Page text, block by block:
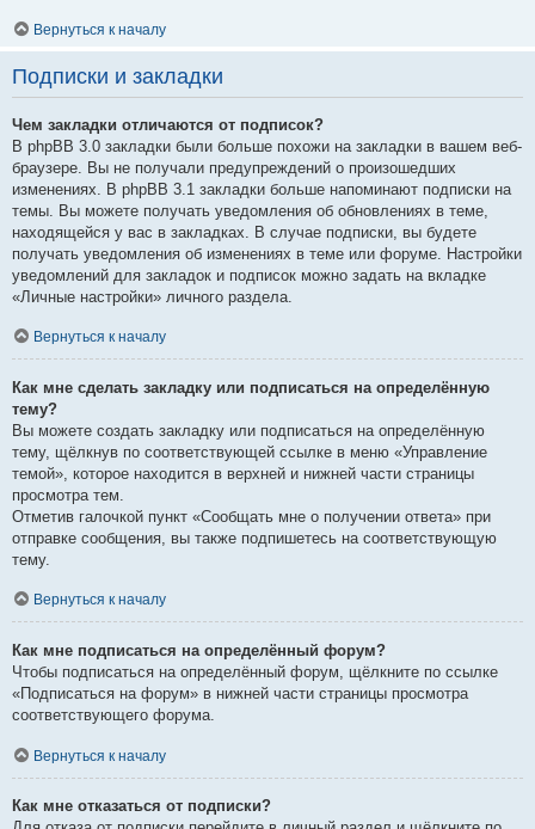
Вернуться к началу
Подписки и закладки
Чем закладки отличаются от подписок?
В phpBB 3.0 закладки были больше похожи на закладки в вашем веб-
браузере. Вы не получали предупреждений о произошедших
изменениях. В phpBB 3.1 закладки больше напоминают подписки на
темы. Вы можете получать уведомления об обновлениях в теме,
находящейся у вас в закладках. В случае подписки, вы будете
получать уведомления об изменениях в теме или форуме. Настройки
уведомлений для закладок и подписок можно задать на вкладке
«Личные настройки» личного раздела.
Вернуться к началу
Как мне сделать закладку или подписаться на определённую
тему?
Вы можете создать закладку или подписаться на определённую
тему, щёлкнув по соответствующей ссылке в меню «Управление
темой», которое находится в верхней и нижней части страницы
просмотра тем.
Отметив галочкой пункт «Сообщать мне о получении ответа» при
отправке сообщения, вы также подпишетесь на соответствующую
тему.
Вернуться к началу
Как мне подписаться на определённый форум?
Чтобы подписаться на определённый форум, щёлкните по ссылке
«Подписаться на форум» в нижней части страницы просмотра
соответствующего форума.
Вернуться к началу
Как мне отказаться от подписки?